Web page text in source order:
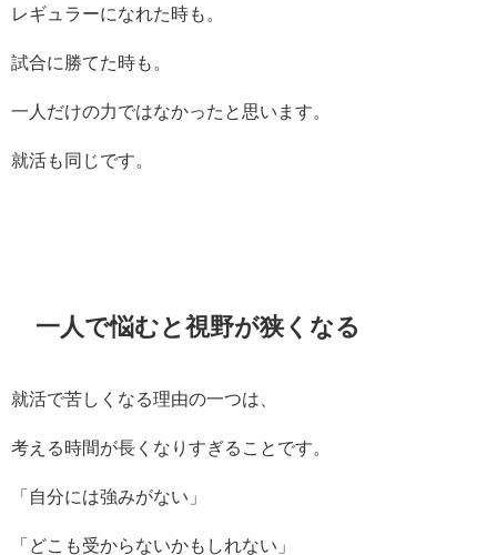
レギュラーになれた時も。
試合に勝てた時も。
一人だけの力ではなかったと思います。
就活も同じです。
一人で悩むと視野が狭くなる
就活で苦しくなる理由の一つは、
考える時間が長くなりすぎることです。
「自分には強みがない」
「どこも受からないかもしれない」